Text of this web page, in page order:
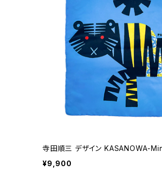
寺田順三 デザイン KASANOWA-
¥9,900